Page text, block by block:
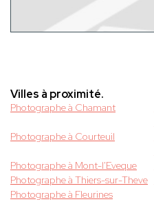
Villes à proximité.
Photographe à Chamant
Photographe à Courteuil
Photographe à Mont-l'Eveque
Photographe à Thiers-sur-Theve
Photographe à Fleurines